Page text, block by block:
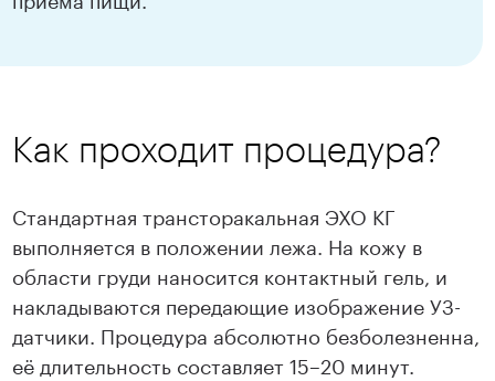
Как проходит процедура?
Стандартная трансторакальная ЭХО КГ
выполняется в положении лежа. На кожу в
области груди наносится контактный гель, и
накладываются передающие изображение УЗ-
датчики. Процедура абсолютно безболезненна,
её длительность составляет 15–20 минут.